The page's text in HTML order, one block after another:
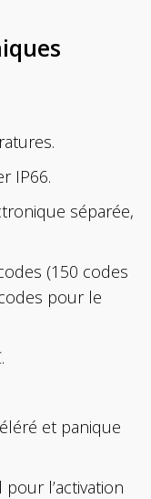
IP66.
séparée,
(150 codes
pour le
et panique
l’activation